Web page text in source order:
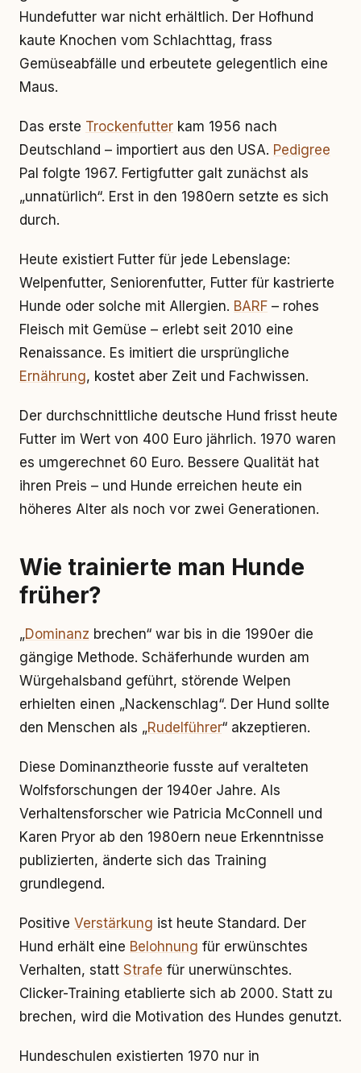
Hundefutter war nicht erhältlich. Der Hofhund
kaute Knochen vom Schlachttag, frass
Gemüseabfälle und erbeutete gelegentlich eine
Maus.
Das erste Trockenfutter kam 1956 nach
Deutschland – importiert aus den USA. Pedigree
Pal folgte 1967. Fertigfutter galt zunächst als
„unnatürlich“. Erst in den 1980ern setzte es sich
durch.
Heute existiert Futter für jede Lebenslage:
Welpenfutter, Seniorenfutter, Futter für kastrierte
Hunde oder solche mit Allergien. BARF – rohes
Fleisch mit Gemüse – erlebt seit 2010 eine
Renaissance. Es imitiert die ursprüngliche
Ernährung, kostet aber Zeit und Fachwissen.
Der durchschnittliche deutsche Hund frisst heute
Futter im Wert von 400 Euro jährlich. 1970 waren
es umgerechnet 60 Euro. Bessere Qualität hat
ihren Preis – und Hunde erreichen heute ein
höheres Alter als noch vor zwei Generationen.
Wie trainierte man Hunde
früher?
„Dominanz brechen“ war bis in die 1990er die
gängige Methode. Schäferhunde wurden am
Würgehalsband geführt, störende Welpen
erhielten einen „Nackenschlag“. Der Hund sollte
den Menschen als „Rudelführer“ akzeptieren.
Diese Dominanztheorie fusste auf veralteten
Wolfsforschungen der 1940er Jahre. Als
Verhaltensforscher wie Patricia McConnell und
Karen Pryor ab den 1980ern neue Erkenntnisse
publizierten, änderte sich das Training
grundlegend.
Positive Verstärkung ist heute Standard. Der
Hund erhält eine Belohnung für erwünschtes
Verhalten, statt Strafe für unerwünschtes.
Clicker-Training etablierte sich ab 2000. Statt zu
brechen, wird die Motivation des Hundes genutzt.
Hundeschulen existierten 1970 nur in